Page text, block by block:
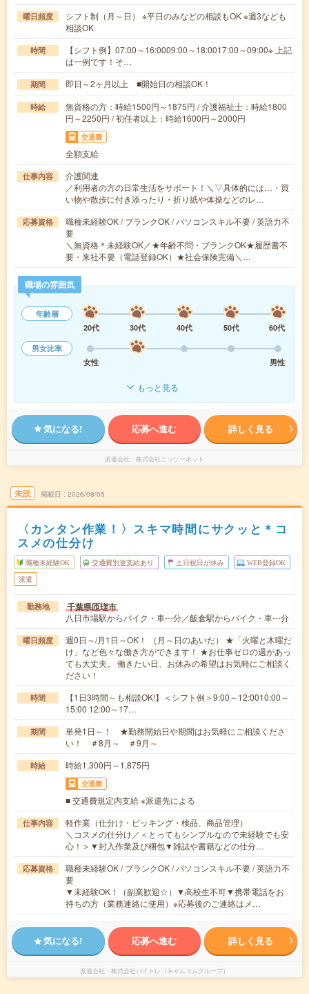
曜日頻度
シフト制（月～日） ※平日のみなどの相談もOK ※週3なども
相談OK
時間
【シフト例】07:00～16:0009:00～18:0017:00～09:00※ 上記
は一例です！そ…
期間 即日～2ヶ月以上 ■開始日の相談OK！
時給
無資格の方：時給1500円～1875円 / 介護福祉士：時給1800
円～2250円 / 初任者以上：時給1600円～2000円
交通費
全額支給
仕事内容
介護関連
／利用者の方の日常生活をサポート！＼▽具体的には…・買
い物や散歩に付き添ったり・折り紙や体操などのレ…
応募資格
職種未経験OK / ブランクOK / パソコンスキル不要 / 英語力不
要
＼無資格＊未経験OK／★年齢不問・ブランクOK★履歴書不
要・来社不要（電話登録OK）★社会保険完備＼…
職場の雰囲気
年齢層
20代
30代 40代 50代
60代
男女比率
女性
男性
もっと見る
気になる! 応募へ進む 詳しく見る
派遣会社 株式会社ニッソーネット
未読 掲載日 2026/08/05
〈カンタン作業！〉スキマ時間にサクッと＊コ
スメの仕分け
職種未経験OK 交通費別途支給あり 土日祝日が休み WEB登録OK
派遣
勤務地 千葉県匝瑳市
八日市場駅からバイク・車---分／飯倉駅からバイク・車---分
曜日頻度
週0日～/月1日～OK！ （月～日のあいだ） ★「火曜と木曜だ
け」など色々な働き方ができます！ ★お仕事ゼロの週があっ
ても大丈夫。 働きたい日、お休みの希望はお気軽にご相談く
ださい！
時間
【1日3時間～も相談OK!】＜シフト例＞9:00～12:0010:00～
15:00 12:00～17…
期間
単発1日～！ ★勤務開始日や期間はお気軽にご相談くださ
い！ ＃8月～ ＃9月～
時給 時給1,300円～1,875円
交通費
■ 交通費規定内支給 ※派遣先による
仕事内容
軽作業（仕分け・ピッキング・検品、商品管理）
＼コスメの仕分け／＜とってもシンプルなので未経験でも安
心！＞▼封入作業及び梱包▼雑誌や書籍などの仕分…
応募資格
職種未経験OK / ブランクOK / パソコンスキル不要 / 英語力不
要
▼未経験OK！（副業歓迎☆）▼高校生不可▼携帯電話をお
持ちの方（業務連絡に使用）※応募後のご連絡はメ…
気になる! 応募へ進む 詳しく見る
派遣会社 株式会社バイトレ（キャムコムグループ）